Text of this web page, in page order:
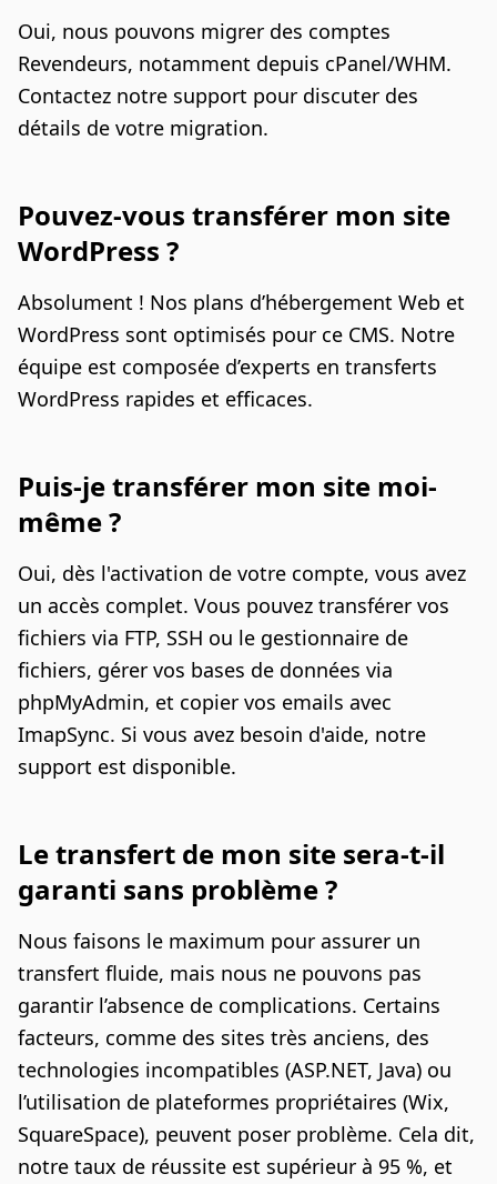
Oui, nous pouvons migrer des comptes
Revendeurs, notamment depuis cPanel/WHM.
Contactez notre support pour discuter des
détails de votre migration.
Pouvez-vous transférer mon site
WordPress ?
Absolument ! Nos plans d’hébergement Web et
WordPress sont optimisés pour ce CMS. Notre
équipe est composée d’experts en transferts
WordPress rapides et efficaces.
Puis-je transférer mon site moi-
même ?
Oui, dès l'activation de votre compte, vous avez
un accès complet. Vous pouvez transférer vos
fichiers via FTP, SSH ou le gestionnaire de
fichiers, gérer vos bases de données via
phpMyAdmin, et copier vos emails avec
ImapSync. Si vous avez besoin d'aide, notre
support est disponible.
Le transfert de mon site sera-t-il
garanti sans problème ?
Nous faisons le maximum pour assurer un
transfert fluide, mais nous ne pouvons pas
garantir l’absence de complications. Certains
facteurs, comme des sites très anciens, des
technologies incompatibles (ASP.NET, Java) ou
l’utilisation de plateformes propriétaires (Wix,
SquareSpace), peuvent poser problème. Cela dit,
notre taux de réussite est supérieur à 95 %, et